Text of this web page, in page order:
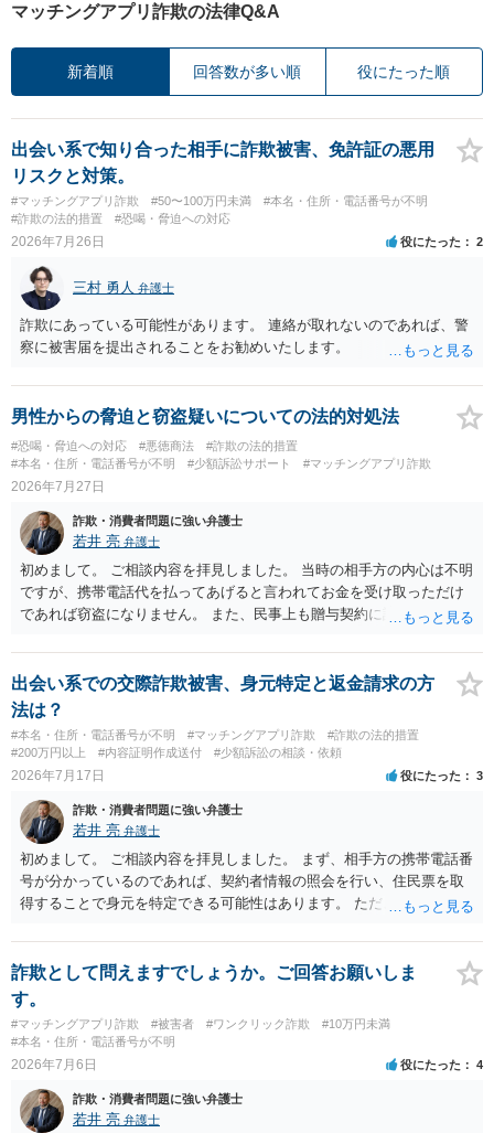
マッチングアプリ詐欺の法律Q&A
新着順 回答数が多い順 役にたった順
出会い系で知り合った相手に詐欺被害、免許証の悪用
リスクと対策。
#マッチングアプリ詐欺 #50〜100万円未満
#本名・住所・電話番号が不明
#詐欺の法的措置
#恐喝・脅迫への対応
2026年7月26日 役にたった 2
三村 勇人 弁護士
詐欺にあっている可能性があります。 連絡が取れないのであれば、警
察に被害届を提出されることをお勧めいたします。
男性からの脅迫と窃盗疑いについての法的対処法
#恐喝・脅迫への対応 #悪徳商法
#詐欺の法的措置
#本名・住所・電話番号が不明
#少額訴訟サポート #マッチングアプリ詐欺
2026年7月27日
詐欺・消費者問題に強い弁護士
若井 亮 弁護士
初めまして。 ご相談内容を拝見しました。 当時の相手方の内心は不明
ですが、携帯電話代を払ってあげると言われてお金を受け取っただけ
であれば窃盗になりません。 また、民事上も贈与契約に該当すると思
ず、可能であればブロックをするようにしてください。 ご不安であれ
ば、最寄りの警察署に相談をしても良いかもしれません。 以上、ご参
考になれば幸いです。
出会い系での交際詐欺被害、身元特定と返金請求の方
法は？
#本名・住所・電話番号が不明 #マッチングアプリ詐欺
#詐欺の法的措置
#200万円以上
#内容証明作成送付 #少額訴訟の相談・依頼
2026年7月17日 役にたった 3
詐欺・消費者問題に強い弁護士
若井 亮 弁護士
初めまして。 ご相談内容を拝見しました。 まず、相手方の携帯電話番
号が分かっているのであれば、契約者情報の照会を行い、住民票を取
得することで身元を特定できる可能性はあります。 ただ、他人名義の
ろです。 LINEについても、詐欺の事案であれば照会できる可能性はあ
りますが、携帯電話の番号を経由する方法より難しくなります。 身元
を特定した後は、返金の理屈があるかどうかを確認していきます。 基
本的に贈与に該当する場合には返金請求ができません。 詐欺を含め、
当方に返金の理屈があるかどうかを確認していきます。 さらに、渡し
た金額について、裏付けがあるかどうかも精査します。 上記を経て、
からスタートすることになるでしょう。 ご理解のとおり、詐欺である
ことの立証は簡単ではありません。 刑事事件化が出来るのであれば、
詐欺として問えますでしょうか。ご回答お願いしま
す。
#マッチングアプリ詐欺 #被害者 #ワンクリック詐欺
#10万円未満
#本名・住所・電話番号が不明
2026年7月6日 役にたった 4
詐欺・消費者問題に強い弁護士
若井 亮 弁護士